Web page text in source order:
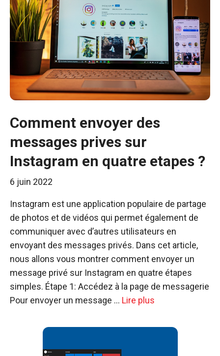
Comment envoyer des
messages prives sur
Instagram en quatre etapes ?
6 juin 2022
Instagram est une application populaire de partage
de photos et de vidéos qui permet également de
communiquer avec d’autres utilisateurs en
envoyant des messages privés. Dans cet article,
nous allons vous montrer comment envoyer un
message privé sur Instagram en quatre étapes
simples. Étape 1: Accédez à la page de messagerie
Pour envoyer un message … Lire plus